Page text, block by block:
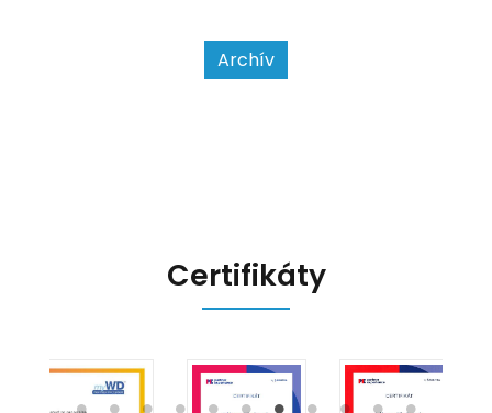
usnadnit život podnikatelům i
kontrolním orgánům. Podívejme se
na hlavní změny, které EET 2.0
Archív
Certifikáty